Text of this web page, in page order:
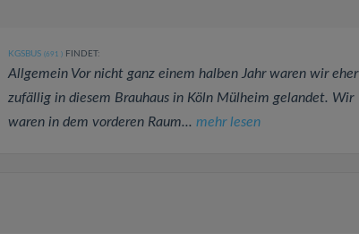
KGSBUS (691 )FINDET:
Allgemein Vor nicht ganz einem halben Jahr waren wir eher
zufällig in diesem Brauhaus in Köln Mülheim gelandet. Wir
waren in dem vorderen Raum... mehr lesen